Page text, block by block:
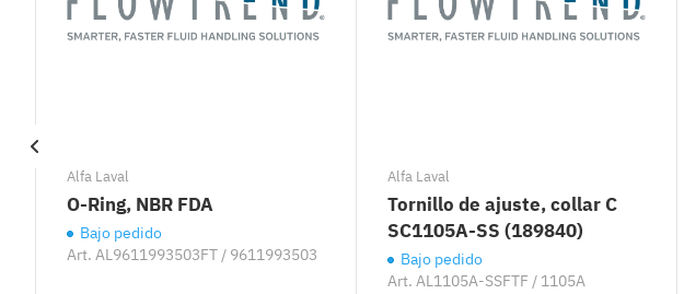
Alfa Laval
O-Ring, NBR FDA
Bajo pedido
Art. AL9611993503FT / 9611993503
Alfa Laval
Tornillo de ajuste, collar C
SC1105A-SS (189840)
Bajo pedido
Art. AL1105A-SSFTF / 1105A